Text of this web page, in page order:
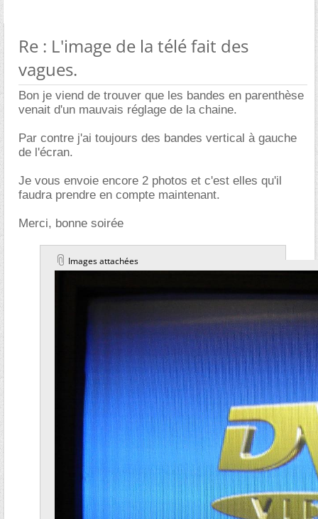
Re : L'image de la télé fait des
vagues.
Bon je viend de trouver que les bandes en parenthèse
venait d'un mauvais réglage de la chaine.
Par contre j'ai toujours des bandes vertical à gauche
de l'écran.
Je vous envoie encore 2 photos et c'est elles qu'il
faudra prendre en compte maintenant.
Merci, bonne soirée
Images attachées